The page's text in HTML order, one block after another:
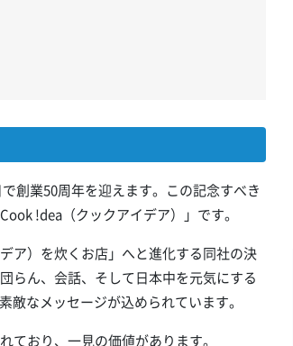
創業50周年を迎えます。この記念すべき
!dea（クックアイデア）」です。
ア）を炊くお店」へと進化する同社の決
らん、会話、そして日本中を元気にする
敵なメッセージが込められています。
ており、一見の価値があります。